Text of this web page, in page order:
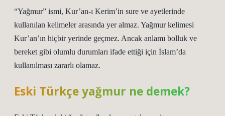
“Yağmur” ismi, Kur’an-ı Kerim’in sure ve ayetlerinde
kullanılan kelimeler arasında yer almaz. Yağmur kelimesi
Kur’an’ın hiçbir yerinde geçmez. Ancak anlamı bolluk ve
bereket gibi olumlu durumları ifade ettiği için İslam’da
kullanılması zararlı olamaz.
Eski Türkçe yağmur ne demek?